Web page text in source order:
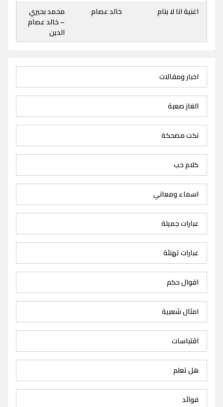
اغنية انا لا بنام خالد عصام
محمد بحيري
– خالد عصام
الدين
اخبار ومقالات
الغاز صعبة
نكت مضحكة
كلام حب
اسماء ومعاني
عبارات جميلة
عبارات تهنئة
اقوال حكم
امثال شعبية
اقتباسات
هل تعلم
فوائد